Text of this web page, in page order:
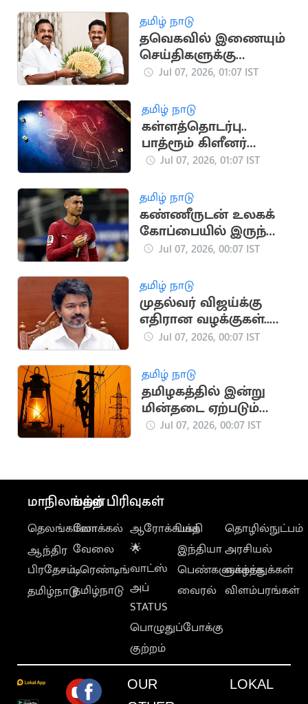
தமிழ் நாடு
தவெகவில் இணையும்
செய்திகளுக்கு
முற்றுப்புள்ளி வைத்த
Jul 07, 2026, 01:07 IST
தமிழ் நாடு
கள்ளத்தொடர்பு..
பாத்ரூம் கிளீனர்
திரவத்தை உடலில்
கொலை
Jul 07, 2026, 01:07 IST
தமிழ் நாடு
கண்ணீருடன் உலகக்
கோப்பையில் இருந்து
விடைபெற்றார்
Jul 07, 2026, 00:07 IST
தமிழ் நாடு
முதல்வர் விஜய்க்கு
எதிரான வழக்குகள்..
இன்று விசாரணை
Jul 07, 2026, 00:07 IST
தமிழ் நாடு
தமிழகத்தில் இன்று
மின்தடை ஏற்படும்
பகுதிகள் இவைதான்
Jul 07, 2026, 00:07 IST
மாநிலங்கள்
தெலங்கானா
ஆந்திர
பிரதேசம்
தமிழ்நாடு
மற்ற பிரிவுகள்
லோக்கல்
வேலை
டிரெண்டிங்
தமிழ்நாடு
ஆரோக்கியம்
🌟
வாட்ஸ்
அப்
STATUS
பொழுதுப்போக்கு
குற்றம்
பக்தி
இந்தியா
பெண்களுக்காக
வைரல்
தொழில்நுட்பம்
அரசியல்
வாழ்த்துக்கள்
விளம்பரங்கள்
OUR
LOKAL